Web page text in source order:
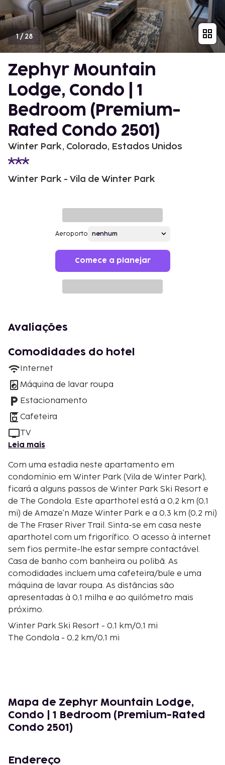
1/28
Zephyr Mountain
Lodge, Condo | 1
Bedroom (Premium-
Rated Condo 2501)
Winter Park, Colorado, Estados Unidos
Winter Park - Vila de Winter Park
Aeroporto
Comece a planejar
Avaliações
Comodidades do hotel
Internet
Máquina de lavar roupa
Estacionamento
Cafeteira
TV
Leia mais
Com uma estadia neste apartamento em
condomínio em Winter Park (Vila de Winter Park),
ficará a alguns passos de Winter Park Ski Resort e
de The Gondola. Este aparthotel está a 0,2 km (0,1
mi) de Amaze'n Maze Winter Park e a 0,3 km (0,2 mi)
de The Fraser River Trail. Sinta-se em casa neste
aparthotel com um frigorífico. O acesso à internet
sem fios permite-lhe estar sempre contactável.
Casa de banho com banheira ou polibã. As
comodidades incluem uma cafeteira/bule e uma
máquina de lavar roupa. As distâncias são
apresentadas à 0,1 milha e ao quilómetro mais
próximo.
Winter Park Ski Resort - 0,1 km/0,1 mi
The Gondola - 0,2 km/0,1 mi
Moffat Tunnel West Portal - 0,3 km/0,2 mi
Mount Maury Carpet - 0,5 km/0,3 mi
Gemini Express - 0,5 km/0,3 mi
Comet Magic Carpet - 0,6 km/0,3 mi
Teleférico Village CabrioletVillage - 0,7 km/0,5 mi
Mapa de Zephyr Mountain Lodge,
Condo | 1 Bedroom (Premium-Rated
Condo 2501)
Endereço